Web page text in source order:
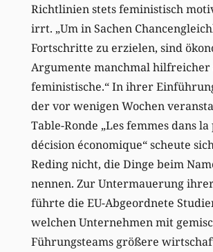
Richtlinien stets feministisch
irrt. „Um in Sachen
Fortschritte zu erzielen, sind
Argumente manchmal hilfreicher
feministische.“ In ihrer
der vor wenigen Wochen
Table-Ronde „Les femmes dans
décision économique“ scheute
Reding nicht, die Dinge beim
nennen. Zur Untermauerung
führte die EU-Abgeordnete
welchen Unternehmen mit
Führungsteams größere